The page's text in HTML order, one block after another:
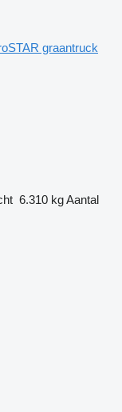
graantruck
6.310 kgAantal